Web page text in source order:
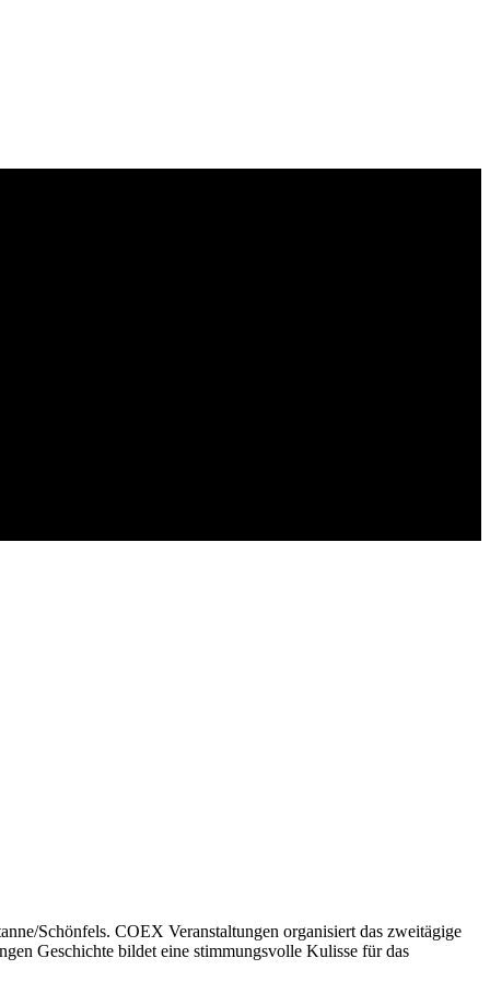
Schönfels. COEX Veranstaltungen organisiert das zweitägige
Geschichte bildet eine stimmungsvolle Kulisse für das